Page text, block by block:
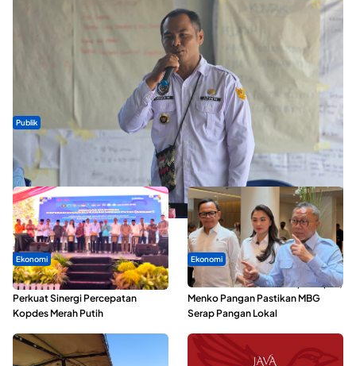
Publik
ABDESI Morotai Apresiasi Penyaluran ADD Rp3,13 Miliar untuk
88 Desa
Ekonomi
Seminar di Ternate, Mendes
Perkuat Sinergi Percepatan
Kopdes Merah Putih
Ekonomi
SPPG di Maluku Utara Dipercepat,
Menko Pangan Pastikan MBG
Serap Pangan Lokal